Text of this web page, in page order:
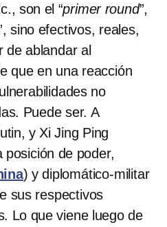
son el “primer round”,
sino efectivos, reales,
de ablandar al
que en una reacción
no
Puede ser. A
y Xi Jing Ping
posición de poder,
) y diplomático-militar
sus respectivos
Lo que viene luego de